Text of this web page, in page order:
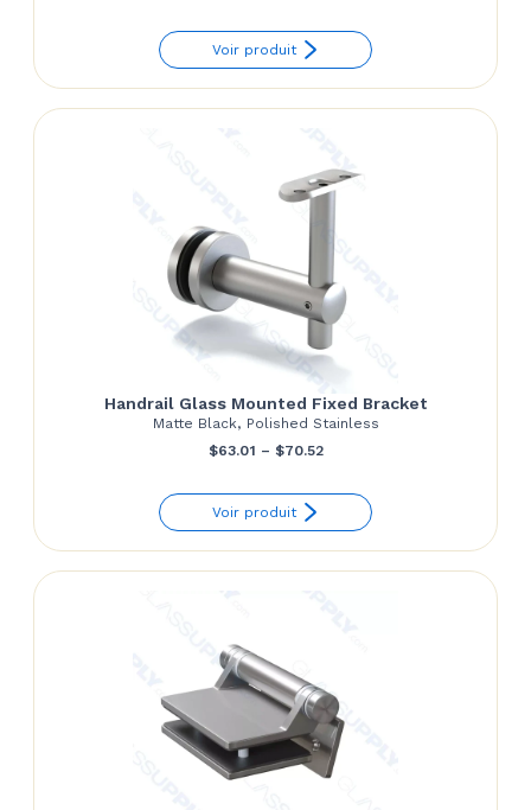
through
Voir produit
Handrail Glass Mounted Fixed Bracket
Matte Black, Polished Stainless
$63.01 – $70.52Price
through
Voir produit